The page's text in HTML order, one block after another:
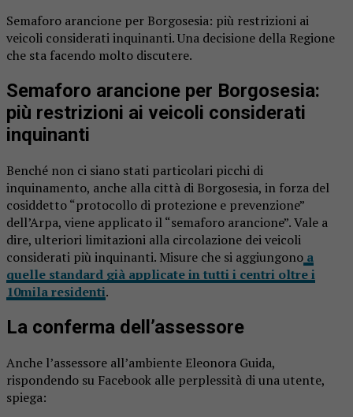
Semaforo arancione per Borgosesia: più restrizioni ai
veicoli considerati inquinanti. Una decisione della Regione
che sta facendo molto discutere.
Semaforo arancione per Borgosesia:
più restrizioni ai veicoli considerati
inquinanti
Benché non ci siano stati particolari picchi di
inquinamento, anche alla città di Borgosesia, in forza del
cosiddetto “protocollo di protezione e prevenzione”
dell’Arpa, viene applicato il “semaforo arancione”. Vale a
dire, ulteriori limitazioni alla circolazione dei veicoli
considerati più inquinanti. Misure che si aggiungono a
quelle standard già applicate in tutti i centri oltre i
10mila residenti.
La conferma dell’assessore
Anche l’assessore all’ambiente Eleonora Guida,
rispondendo su Facebook alle perplessità di una utente,
spiega: